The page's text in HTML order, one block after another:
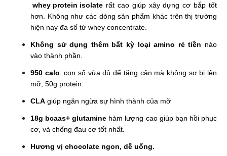
whey protein isolate rất cao giúp xây dựng cơ bắp tốt
hơn. Không như các dòng sản phẩm khác trên thị trường
hiện nay đa số từ whey concentrate.
Không sử dụng thêm bất kỳ loại amino rẻ tiền nào
vào thành phần.
950 calo: con số vừa đủ để tăng cân mà không sợ bị lên
mỡ, 50g protein.
CLA giúp ngăn ngừa sự hình thành của mỡ
18g bcaas+ glutamine hàm lượng cao giúp bạn hồi phục
cơ, và chống đau cơ tốt nhất.
Hương vị chocolate ngon, dễ uống.